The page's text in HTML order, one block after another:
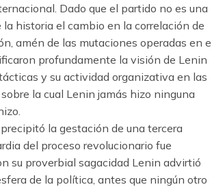
Dado que el partido no es una
historia el cambio en la correlación de
amén de las mutaciones operadas en
profundamente la visión de Lenin
y su actividad organizativa en las
la cual Lenin jamás hizo ninguna
la gestación de una tercera
del proceso revolucionario fue
su proverbial sagacidad Lenin advirtió
de la política, antes que ningún otro